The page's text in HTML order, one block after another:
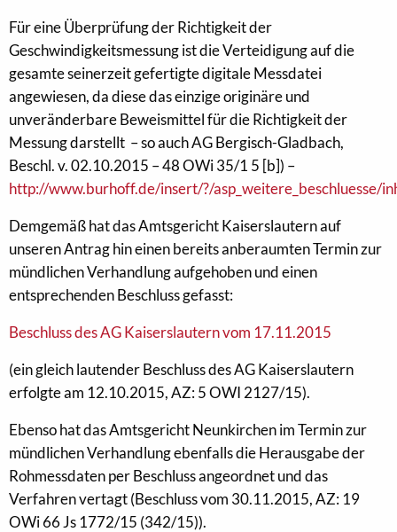
Für eine Überprüfung der Richtigkeit der
Geschwindigkeitsmessung ist die Verteidigung auf die
gesamte seinerzeit gefertigte digitale Messdatei
angewiesen, da diese das einzige originäre und
unveränderbare Beweismittel für die Richtigkeit der
Messung darstellt – so auch AG Bergisch-Gladbach,
Beschl. v. 02.10.2015 – 48 OWi 35/1 5 [b]) –
http://www.burhoff.de/insert/?/asp_weitere_beschluesse/
Demgemäß hat das Amtsgericht Kaiserslautern auf
unseren Antrag hin einen bereits anberaumten Termin zur
mündlichen Verhandlung aufgehoben und einen
entsprechenden Beschluss gefasst:
Beschluss des AG Kaiserslautern vom 17.11.2015
(ein gleich lautender Beschluss des AG Kaiserslautern
erfolgte am 12.10.2015, AZ: 5 OWI 2127/15).
Ebenso hat das Amtsgericht Neunkirchen im Termin zur
mündlichen Verhandlung ebenfalls die Herausgabe der
Rohmessdaten per Beschluss angeordnet und das
Verfahren vertagt (Beschluss vom 30.11.2015, AZ: 19
OWi 66 Js 1772/15 (342/15)).